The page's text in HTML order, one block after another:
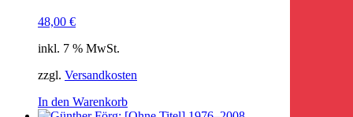
48,00 €
inkl. 7 % MwSt.
zzgl. Versandkosten
In den Warenkorb